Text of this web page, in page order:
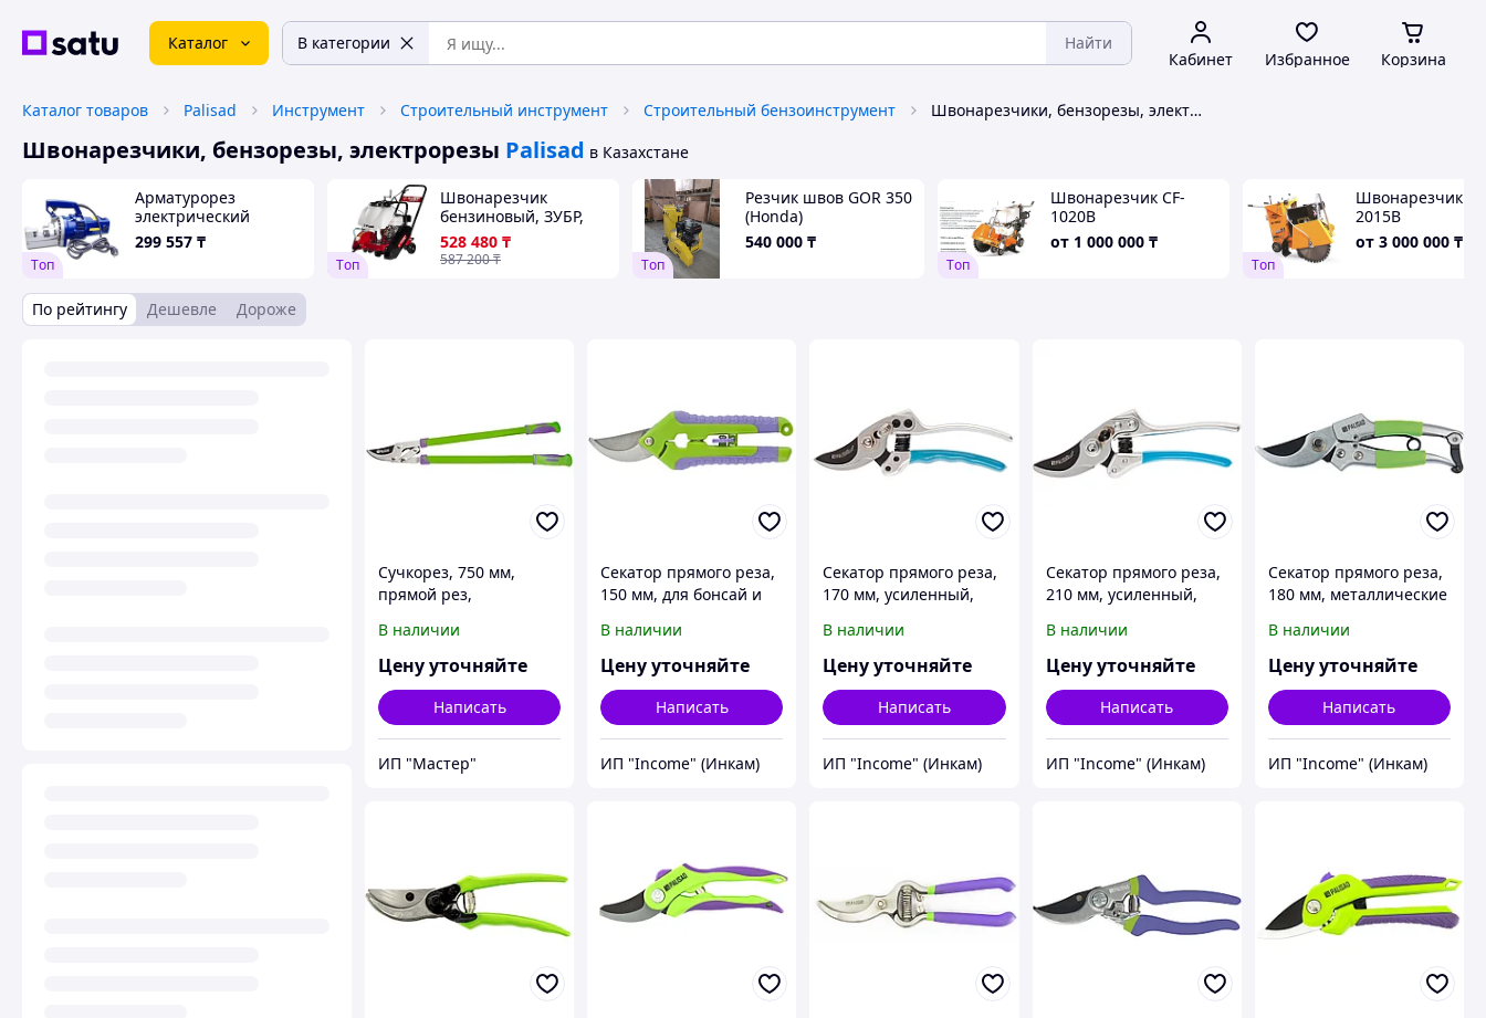
Каталог В категории Найти
Кабинет Избранное Корзина
Каталог товаров Palisad Инструмент Строительный инструмент Строительный бензоинструмент Швонарезчики, бензорезы, электрорезы Palisad
Швонарезчики, бензорезы, электрорезы Palisad в Казахстане
Tоп
Арматурорез
электрический
АРГ-22Э
299 557 ₸
Tоп
Швонарезчик
бензиновый, ЗУБР,
115 мм, 5,5 л.с., 4000
Вт, серия
528 480 ₸
587 200₸ Tоп
Резчик швов GOR 350
(Honda)
540 000 ₸
Tоп
Швонарезчик CF-
1020B
от 1 000 000 ₸
Tоп
Швонарезчик
2015B
от 3 000 000 ₸
По рейтингу Дешевле Дороже
Сучкорез, 750 мм,
прямой рез,
двухкомпонентные
рукоятки. PALISAD
В наличии
Цену уточняйте
Написать
ИП "Мастер"
Секатор прямого реза,
150 мм, для бонсай и
двухкомпонентные
рукоятки, Palisad
В наличии
Цену уточняйте
Написать
ИП "Income" (Инкам)
Секатор прямого реза,
170 мм, усиленный,
- оболочке, Luxe,
Palisad
В наличии
Цену уточняйте
Написать
ИП "Income" (Инкам)
Секатор прямого реза,
210 мм, усиленный,
- оболочке, Luxe,
Palisad
В наличии
Цену уточняйте
Написать
ИП "Income" (Инкам)
Секатор прямого реза,
180 мм, металлические
рукоятки, Palisad
В наличии
Цену уточняйте
Написать
ИП "Income" (Инкам)